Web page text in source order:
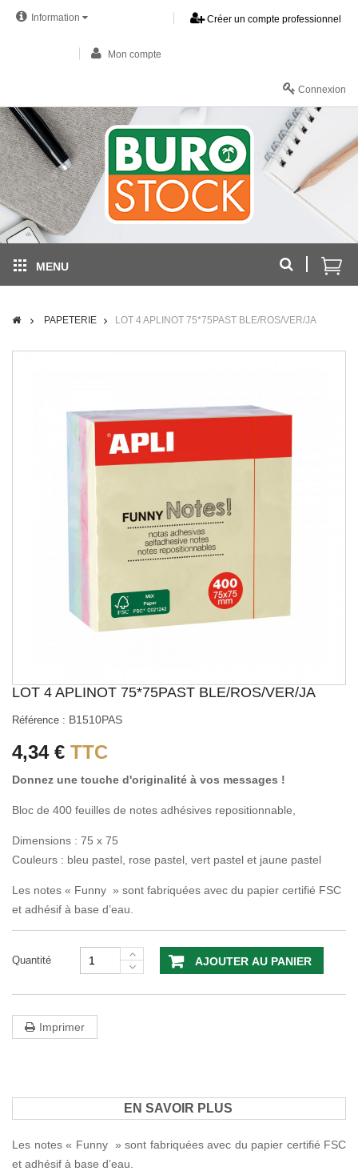
Information Créer un compte professionnel
Mon compte
Connexion
MENU
PAPETERIE LOT 4 APLINOT 75*75PAST BLE/ROS/VER/JA
LOT 4 APLINOT 75*75PAST BLE/ROS/VER/JA
Référence : B1510PAS
4,34 € TTC
Donnez une touche d'originalité à vos messages !
Bloc de 400 feuilles de notes adhésives repositionnable,
Dimensions : 75 x 75
Couleurs : bleu pastel, rose pastel, vert pastel et jaune pastel
Les notes « Funny » sont fabriquées avec du papier certifié FSC
et adhésif à base d’eau.
Quantité AJOUTER AU PANIER
Imprimer
EN SAVOIR PLUS
Les notes « Funny » sont fabriquées avec du papier certifié FSC
et adhésif à base d’eau.